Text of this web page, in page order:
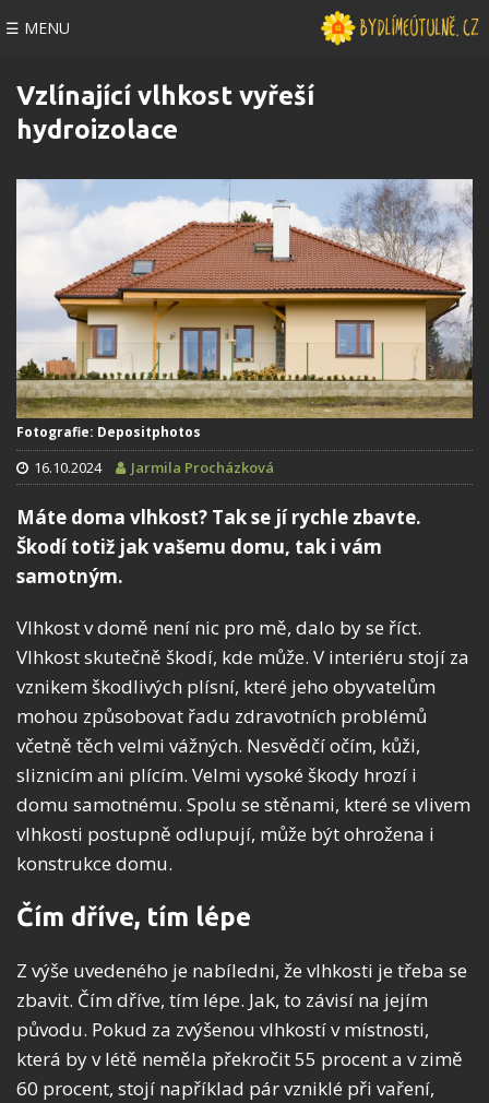
☰ MENU
Vzlínající vlhkost vyřeší
hydroizolace
Fotografie: Depositphotos
16.10.2024 Jarmila Procházková
Máte doma vlhkost? Tak se jí rychle zbavte.
Škodí totiž jak vašemu domu, tak i vám
samotným.
Vlhkost v domě není nic pro mě, dalo by se říct.
Vlhkost skutečně škodí, kde může. V interiéru stojí za
vznikem škodlivých plísní, které jeho obyvatelům
mohou způsobovat řadu zdravotních problémů
včetně těch velmi vážných. Nesvědčí očím, kůži,
sliznicím ani plícím. Velmi vysoké škody hrozí i
domu samotnému. Spolu se stěnami, které se vlivem
vlhkosti postupně odlupují, může být ohrožena i
konstrukce domu.
Čím dříve, tím lépe
Z výše uvedeného je nabíledni, že vlhkosti je třeba se
zbavit. Čím dříve, tím lépe. Jak, to závisí na jejím
původu. Pokud za zvýšenou vlhkostí v místnosti,
která by v létě neměla překročit 55 procent a v zimě
60 procent, stojí například pár vzniklé při vaření,